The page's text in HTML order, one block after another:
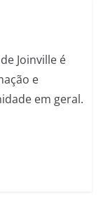
Joinville é
e
em geral.